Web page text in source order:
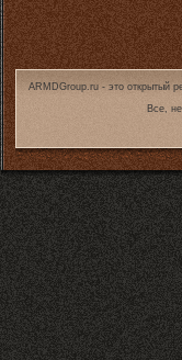
ARMDGroup.ru - это открытый
Все,